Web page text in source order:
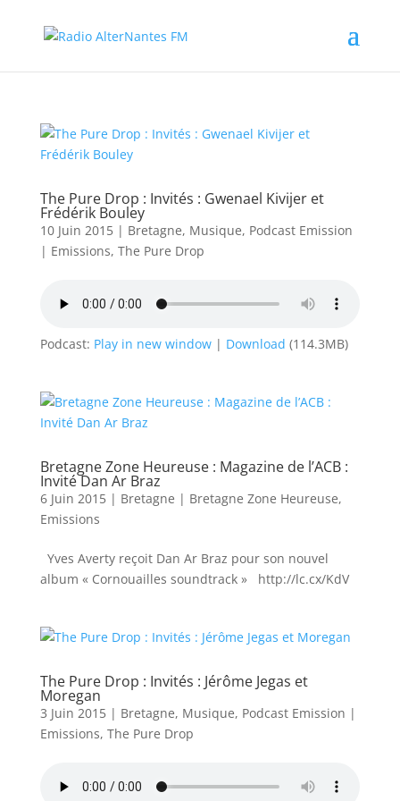
The Pure Drop : Invités : Gwenael Kivijer et
Frédérik Bouley
10 Juin 2015| Bretagne, Musique, Podcast Emission
| Emissions, The Pure Drop
Podcast: Play in new window| Download (114.3MB)
Bretagne Zone Heureuse : Magazine de l’ACB :
Invité Dan Ar Braz
6 Juin 2015| Bretagne | Bretagne Zone Heureuse,
Emissions
Yves Averty reçoit Dan Ar Braz pour son nouvel
album « Cornouailles soundtrack » http://lc.cx/KdV
The Pure Drop : Invités : Jérôme Jegas et
Moregan
3 Juin 2015| Bretagne, Musique, Podcast Emission |
Emissions, The Pure Drop